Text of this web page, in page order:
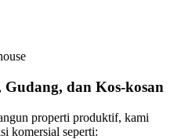
dan Kos-kosan
properti produktif, kami
komersial seperti: